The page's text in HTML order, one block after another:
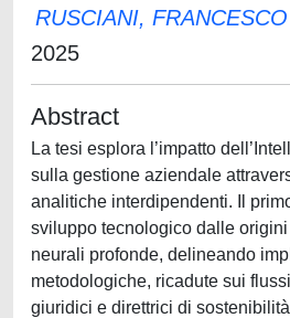
RUSCIANI,
2025
Abstract
La tesi esplora l’impatto
sulla gestione aziendale
analitiche interdipendenti. Il
sviluppo tecnologico dalle
neurali profonde, delineando
metodologiche, ricadute sui
giuridici e direttrici di